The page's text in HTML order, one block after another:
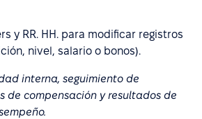
y RR. HH. para modificar registros
nivel, salario o bonos).
interna, seguimiento de
de compensación y resultados de